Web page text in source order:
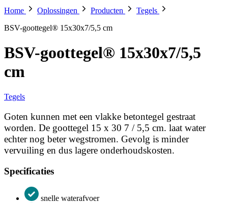
Home Oplossingen Producten
Tegels
BSV-goottegel® 15x30x7/5,5 cm
BSV-goottegel® 15x30x7/5,5
cm
Tegels
Goten kunnen met een vlakke betontegel gestraat
worden. De goottegel 15 x 30 7 / 5,5 cm. laat water
echter nog beter wegstromen. Gevolg is minder
vervuiling en dus lagere onderhoudskosten.
Specificaties
snelle waterafvoer